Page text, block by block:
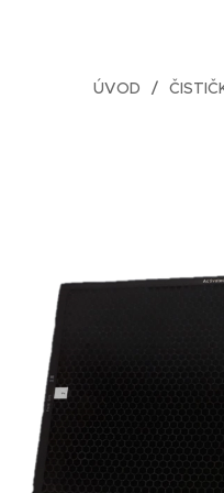
ÚVOD